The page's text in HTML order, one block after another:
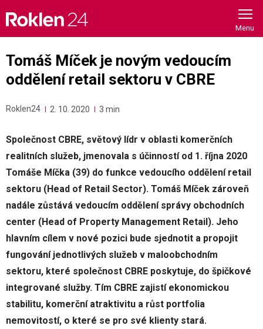
content
Tomáš Míček je novým vedoucím
oddělení retail sektoru v CBRE
Roklen24 2. 10. 2020 3 min
Společnost CBRE, světový lídr v oblasti komerčních
realitních služeb, jmenovala s účinností od 1. října 2020
Tomáše Míčka (39) do funkce vedoucího oddělení retail
sektoru (Head of Retail Sector). Tomáš Míček zároveň
nadále zůstává vedoucím oddělení správy obchodních
center (Head of Property Management Retail). Jeho
hlavním cílem v nové pozici bude sjednotit a propojit
fungování jednotlivých služeb v maloobchodním
sektoru, které společnost CBRE poskytuje, do špičkové
integrované služby. Tím CBRE zajistí ekonomickou
stabilitu, komerční atraktivitu a růst portfolia
nemovitostí, o které se pro své klienty stará.